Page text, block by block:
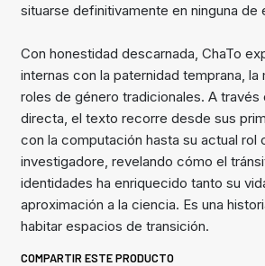
situarse definitivamente en ninguna de
Con honestidad descarnada, ChaTo
internas con la paternidad temprana, la
roles de género tradicionales. A través
directa, el texto recorre desde sus
con la computación hasta su actual rol
investigadore, revelando cómo el
identidades ha enriquecido tanto su
aproximación a la ciencia. Es una
habitar espacios de transición.
COMPARTIR ESTE PRODUCTO